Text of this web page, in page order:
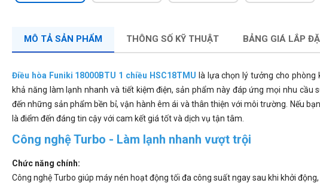
MÔ TẢ SẢN PHẨM THÔNG SỐ KỸ THUẬT BẢNG GIÁ LẮP
Điều hòa Funiki 18000BTU 1 chiều HSC18TMU là lựa chọn lý tưởng cho phòng
khả năng làm lạnh nhanh và tiết kiệm điện, sản phẩm này đáp ứng mọi nhu cầu
đến những sản phẩm bền bỉ, vận hành êm ái và thân thiện với môi trường. Nếu
là điểm đến đáng tin cậy với cam kết giá tốt và dịch vụ tận tâm.
Công nghệ Turbo - Làm lạnh nhanh vượt trội
Chức năng chính:
Công nghệ Turbo giúp máy nén hoạt động tối đa công suất ngay sau khi khởi